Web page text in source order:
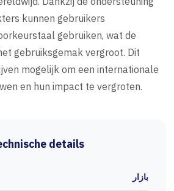
kunnen gebruikers
gebruiken, wat de
gebruiksgemak vergroot. Dit
mogelijk om een internationale
en hun impact te vergroten.
details
بازار